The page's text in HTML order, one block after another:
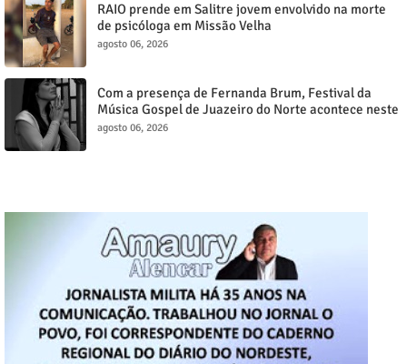
RAIO prende em Salitre jovem envolvido na morte
de psicóloga em Missão Velha
agosto 06, 2026
Com a presença de Fernanda Brum, Festival da
Música Gospel de Juazeiro do Norte acontece neste
sábado, 8
agosto 06, 2026